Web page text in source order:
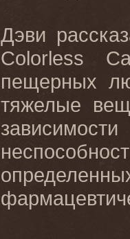
Дэви
Colorless
пещерных
тяжелые